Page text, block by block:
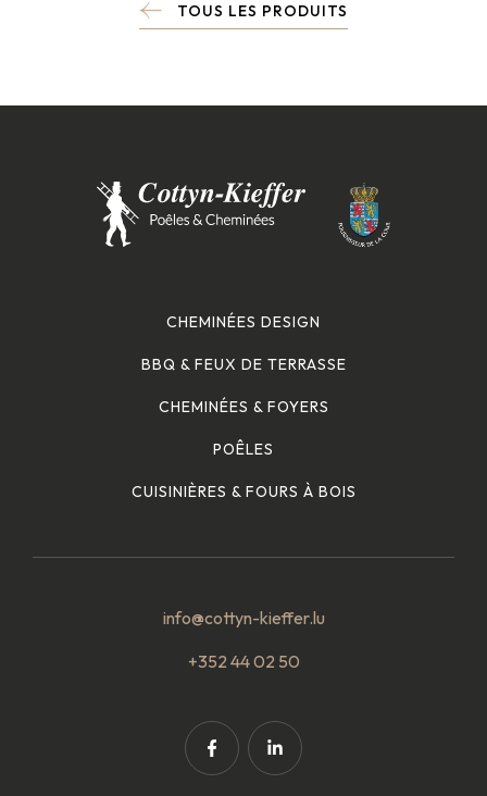
TOUS LES PRODUITS
CHEMINÉES DESIGN
BBQ & FEUX DE TERRASSE
CHEMINÉES & FOYERS
POÊLES
CUISINIÈRES & FOURS À BOIS
info@cottyn-kieffer.lu
+352 44 02 50